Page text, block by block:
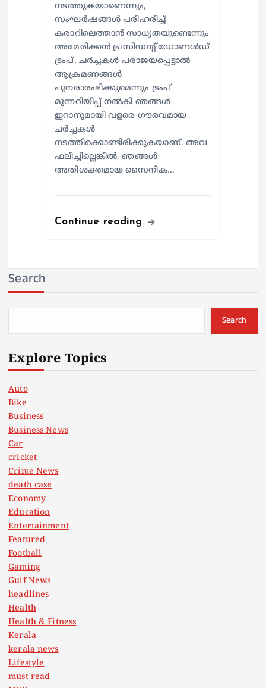
നടത്തുകയാണെന്നും,
സംഘര്‍ഷങ്ങള്‍ പരിഹരിച്ച്
കരാറിലെത്താന്‍ സാധ്യതയുണ്ടെന്നും
അമേരിക്കന്‍ പ്രസിഡന്റ് ഡോണള്‍ഡ്
ട്രംപ്. ചര്‍ച്ചകള്‍ പരാജയപ്പെട്ടാല്‍
ആക്രമണങ്ങള്‍
പുനരാരംഭിക്കുമെന്നും ട്രംപ്
മുന്നറിയിപ്പ് നല്‍കി ഞങ്ങള്‍
ഇറാനുമായി വളരെ ഗൗരവമായ
ചര്‍ച്ചകള്‍
നടത്തിക്കൊണ്ടിരിക്കുകയാണ്. അവ
ഫലിച്ചില്ലെങ്കില്‍, ഞങ്ങള്‍
അതിശക്തമായ സൈനിക…
Continue reading
Search
Search
Explore Topics
Auto
Bike
Business
Business News
Car
cricket
Crime News
death case
Economy
Education
Entertainment
Featured
Football
Gaming
Gulf News
headlines
Health
Health & Fitness
Kerala
kerala news
Lifestyle
must read